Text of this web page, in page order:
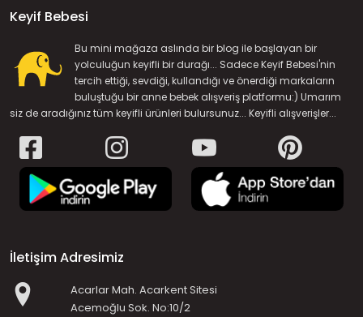
Keyif Bebesi
Bu mini mağaza aslında bir blog ile başlayan bir
yolculuğun keyifli bir durağı... Sadece Keyif Bebesi'nin
tercih ettiği, sevdiği, kullandığı ve önerdiği markaların
buluştuğu bir anne bebek alışveriş platformu:) Umarım
siz de aradığınız tüm keyifli ürünleri bulursunuz... Keyifli alışverişler...
İletişim Adresimiz
Acarlar Mah. Acarkent Sitesi
Acemoğlu Sok. No:10/2